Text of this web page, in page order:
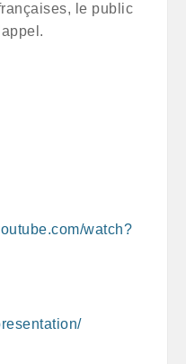
le public
watch?